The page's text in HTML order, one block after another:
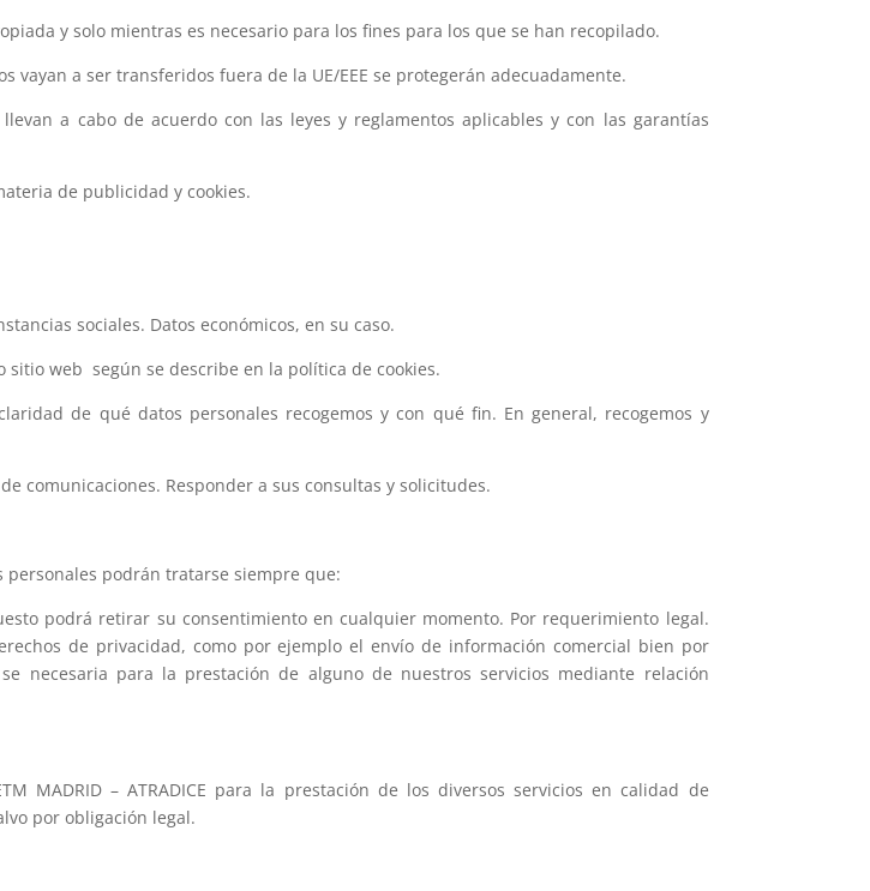
y solo mientras es necesario para los fines para los que se han recopilado.
a ser transferidos fuera de la UE/EEE se protegerán adecuadamente.
a cabo de acuerdo con las leyes y reglamentos aplicables y con las garantías
de publicidad y cookies.
sociales. Datos económicos, en su caso.
web según se describe en la política de cookies.
de qué datos personales recogemos y con qué fin. En general, recogemos y
comunicaciones. Responder a sus consultas y solicitudes.
podrán tratarse siempre que:
podrá retirar su consentimiento en cualquier momento. Por requerimiento legal.
de privacidad, como por ejemplo el envío de información comercial bien por
necesaria para la prestación de alguno de nuestros servicios mediante relación
MADRID – ATRADICE para la prestación de los diversos servicios en calidad de
por obligación legal.